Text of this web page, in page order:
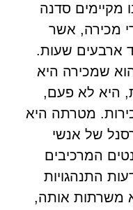
מקיימים סדנה
מכירה, אשר
ארבעים שעות.
שמכירה היא
היא לא פעם,
מטרתה היא
של אנשי
המרכיבים
התנהגויות
משרתות אותה,